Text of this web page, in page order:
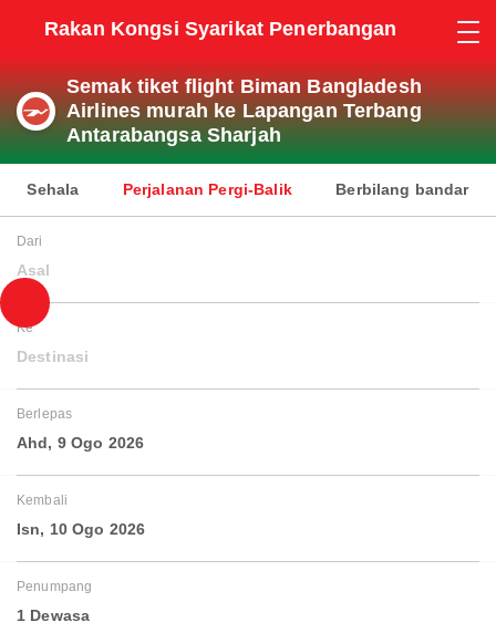
Rakan Kongsi Syarikat Penerbangan
Semak tiket flight Biman Bangladesh
Airlines murah ke Lapangan Terbang
Antarabangsa Sharjah
Sehala Perjalanan Pergi-Balik Berbilang bandar
Dari
Asal
Ke
Destinasi
Berlepas
Ahd, 9 Ogo 2026
Kembali
Isn, 10 Ogo 2026
Penumpang
1 Dewasa